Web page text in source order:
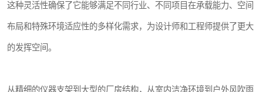
这种灵活性确保了它能够满足不同行业、不同项目在承载能力、空间
布局和特殊环境适应性的多样化需求，为设计师和工程师提供了更大
的发挥空间。
从精细的仪器支架到大型的厂房结构，从室内洁净环境到户外风吹雨